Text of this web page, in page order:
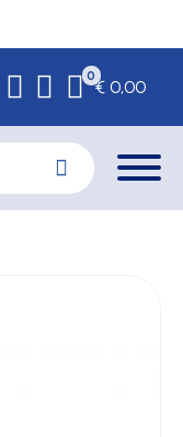
0
€ 0,00